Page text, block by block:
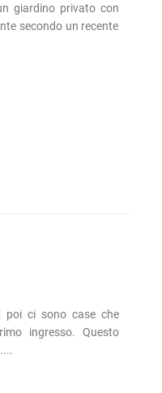
giardino privato con
secondo un recente
poi ci sono case che
ingresso. Questo